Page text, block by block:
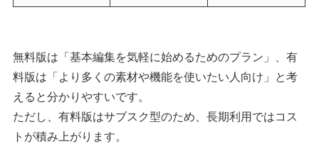
無料版は「基本編集を気軽に始めるためのプラン」、有
料版は「より多くの素材や機能を使いたい人向け」と考
えると分かりやすいです。
ただし、有料版はサブスク型のため、長期利用ではコス
トが積み上がります。